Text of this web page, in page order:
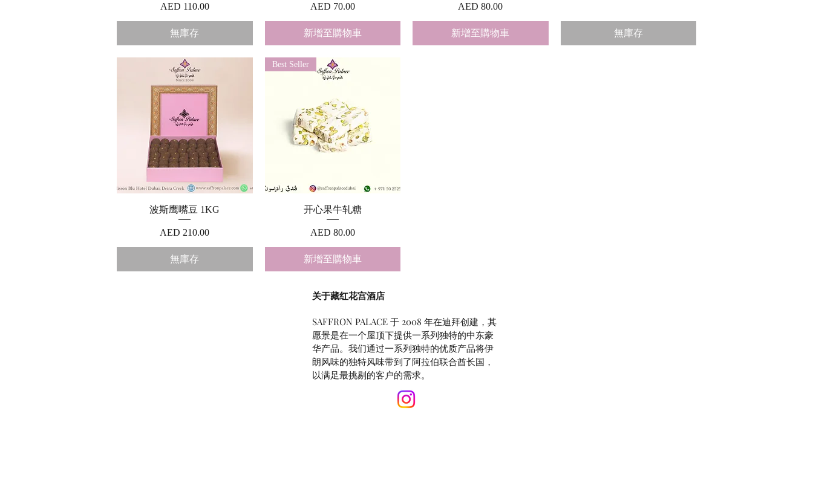
價格
AED 110.00
無庫存
價格
AED 70.00
新增至購物車
價格
AED 80.00
新增至購物車 無庫存
快速瀏覽
波斯鹰嘴豆 1KG
價格
AED 210.00
無庫存
快速瀏覽
Best Seller
开心果牛轧糖
價格
AED 80.00
新增至購物車
关于藏红花宫酒店
SAFFRON PALACE 于 2008 年在迪拜创建，其
愿景是在一个屋顶下提供一系列独特的中东豪
华产品。我们通过一系列独特的优质产品将伊
朗风味的独特风味带到了阿拉伯联合酋长国，
以满足最挑剔的客户的需求。